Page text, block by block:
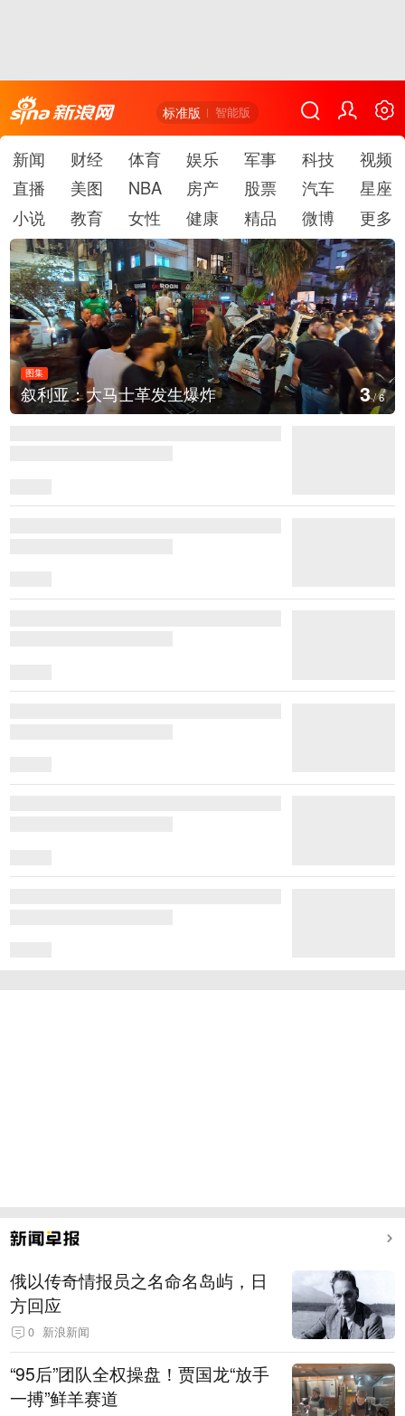
标准版 智能版
新闻 财经 体育 娱乐 军事 科技
视频
直播
美图 NBA 房产 股票 汽车
星座
小说
教育 女性 健康 精品 微博 更多
图集
叙利亚：大马士革发生爆炸 4/6
俄以传奇情报员之名命名岛屿，日
方回应
0 新浪新闻
“95后”团队全权操盘！贾国龙“放手
一搏”鲜羊赛道